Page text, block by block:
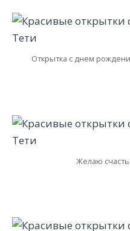
Открытка с днем
Желаю